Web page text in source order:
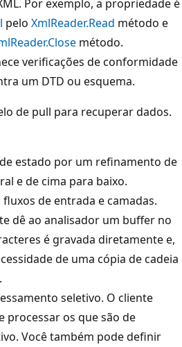
Por exemplo, a propriedade é
pelo XmlReader.Read método e
método.
verificações de conformidade
um DTD ou esquema.
de pull para recuperar dados.
estado por um refinamento de
e de cima para baixo.
de entrada e camadas.
dê ao analisador um buffer no
é gravada diretamente e,
de uma cópia de cadeia
seletivo. O cliente
processar os que são de
Você também pode definir